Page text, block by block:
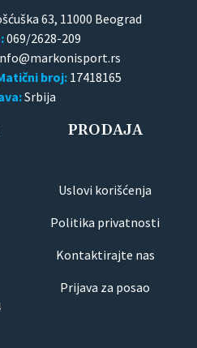
63, 11000 Beograd
069/2628-209
broj: 17418165
Srbija
PRODAJA
Uslovi korišćenja
Politika privatnosti
Kontaktirajte nas
Prijava za posao